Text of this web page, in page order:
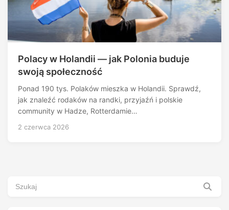
Polacy w Holandii — jak Polonia buduje
swoją społeczność
Ponad 190 tys. Polaków mieszka w Holandii. Sprawdź,
jak znaleźć rodaków na randki, przyjaźń i polskie
community w Hadze, Rotterdamie…
2 czerwca 2026